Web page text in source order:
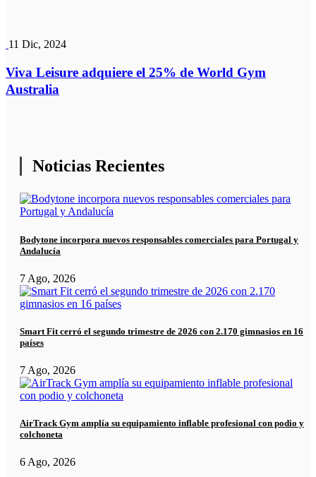
11 Dic, 2024
Viva Leisure adquiere el 25% de World Gym
Australia
Noticias Recientes
Bodytone incorpora nuevos responsables comerciales para Portugal y
Andalucía
7 Ago, 2026
Smart Fit cerró el segundo trimestre de 2026 con 2.170 gimnasios en 16
países
7 Ago, 2026
AirTrack Gym amplía su equipamiento inflable profesional con podio y
colchoneta
6 Ago, 2026